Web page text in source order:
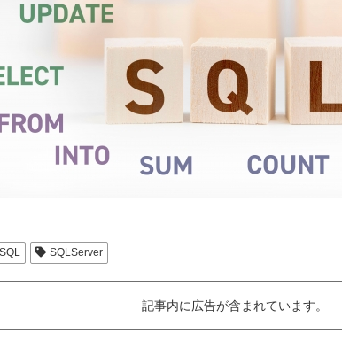
SQL SQLServer
記事内に広告が含まれています。